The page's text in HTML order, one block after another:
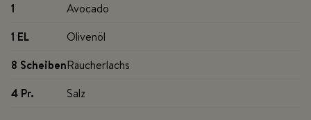
1
Avocado
1 EL
Olivenöl
8 ScheibenRäucherlachs
4 Pr. Salz